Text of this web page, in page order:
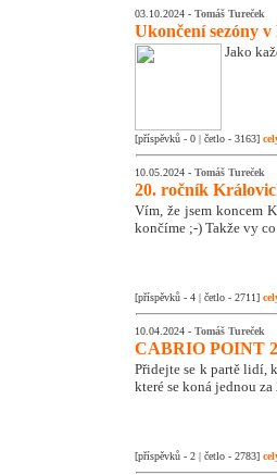
03.10.2024 - Tomáš Tureček
Ukončení sezóny v
Jako
[příspěvků - 0 | četlo - 3163]
10.05.2024 - Tomáš Tureček
20. ročník
Vím, že jsem koncem
končíme ;-) Takže vy
[příspěvků - 4 | četlo - 2711]
10.04.2024 - Tomáš Tureček
CABRIO POINT
Přidejte se k partě lidí,
které se koná jednou
[příspěvků - 2 | četlo - 2783]